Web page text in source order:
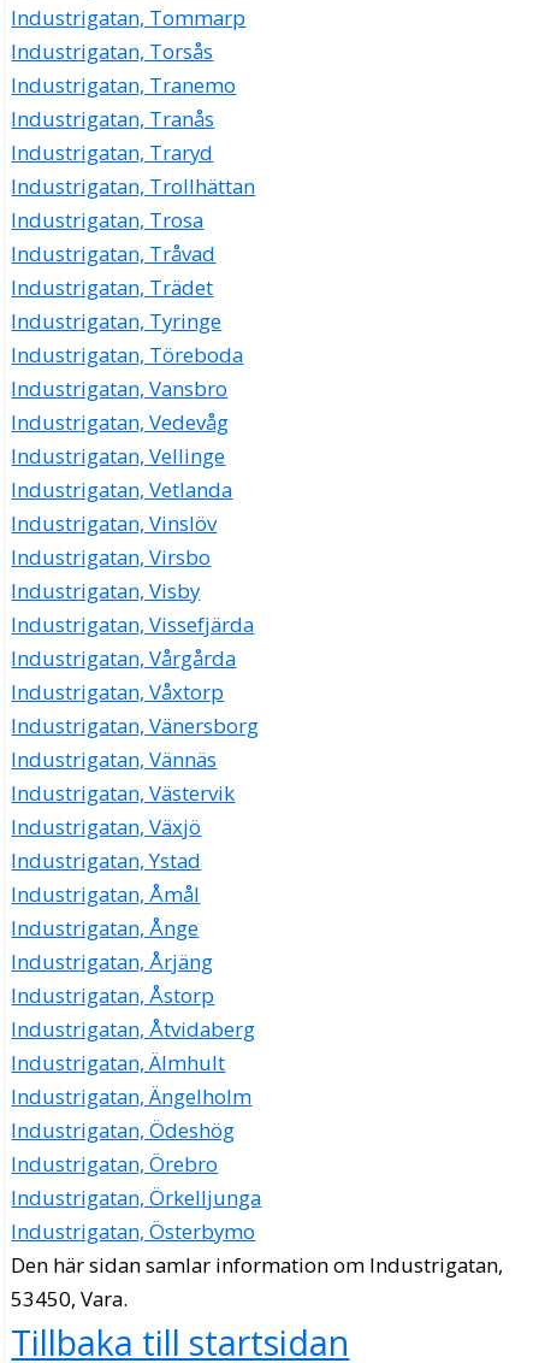
Industrigatan, Tommarp
Industrigatan, Torsås
Industrigatan, Tranemo
Industrigatan, Tranås
Industrigatan, Traryd
Industrigatan, Trollhättan
Industrigatan, Trosa
Industrigatan, Tråvad
Industrigatan, Trädet
Industrigatan, Tyringe
Industrigatan, Töreboda
Industrigatan, Vansbro
Industrigatan, Vedevåg
Industrigatan, Vellinge
Industrigatan, Vetlanda
Industrigatan, Vinslöv
Industrigatan, Virsbo
Industrigatan, Visby
Industrigatan, Vissefjärda
Industrigatan, Vårgårda
Industrigatan, Våxtorp
Industrigatan, Vänersborg
Industrigatan, Vännäs
Industrigatan, Västervik
Industrigatan, Växjö
Industrigatan, Ystad
Industrigatan, Åmål
Industrigatan, Ånge
Industrigatan, Årjäng
Industrigatan, Åstorp
Industrigatan, Åtvidaberg
Industrigatan, Älmhult
Industrigatan, Ängelholm
Industrigatan, Ödeshög
Industrigatan, Örebro
Industrigatan, Örkelljunga
Industrigatan, Österbymo
Den här sidan samlar information om Industrigatan,
53450, Vara.
Tillbaka till startsidan